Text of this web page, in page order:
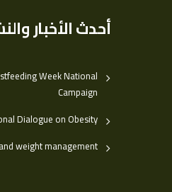
أحدث الأخبار
Week National
Campaign
Dialogue on Obesity
weight management